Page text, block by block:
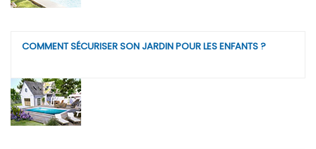
COMMENT SÉCURISER SON JARDIN POUR LES ENFANTS ?